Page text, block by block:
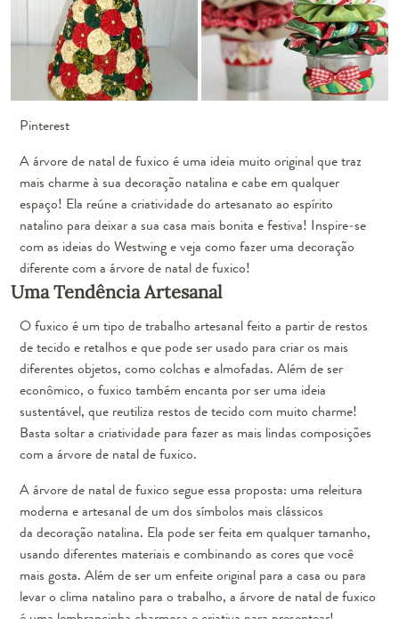
Pinterest
A árvore de natal de fuxico é uma ideia muito original que traz
mais charme à sua decoração natalina e cabe em qualquer
espaço! Ela reúne a criatividade do artesanato ao espírito
natalino para deixar a sua casa mais bonita e festiva! Inspire-se
com as ideias do Westwing e veja como fazer uma decoração
diferente com a árvore de natal de fuxico!
Uma Tendência Artesanal
O fuxico é um tipo de trabalho artesanal feito a partir de restos
de tecido e retalhos e que pode ser usado para criar os mais
diferentes objetos, como colchas e almofadas. Além de ser
econômico, o fuxico também encanta por ser uma ideia
sustentável, que reutiliza restos de tecido com muito charme!
Basta soltar a criatividade para fazer as mais lindas composições
com a árvore de natal de fuxico.
A árvore de natal de fuxico segue essa proposta: uma releitura
moderna e artesanal de um dos símbolos mais clássicos
da decoração natalina. Ela pode ser feita em qualquer tamanho,
usando diferentes materiais e combinando as cores que você
mais gosta. Além de ser um enfeite original para a casa ou para
levar o clima natalino para o trabalho, a árvore de natal de fuxico